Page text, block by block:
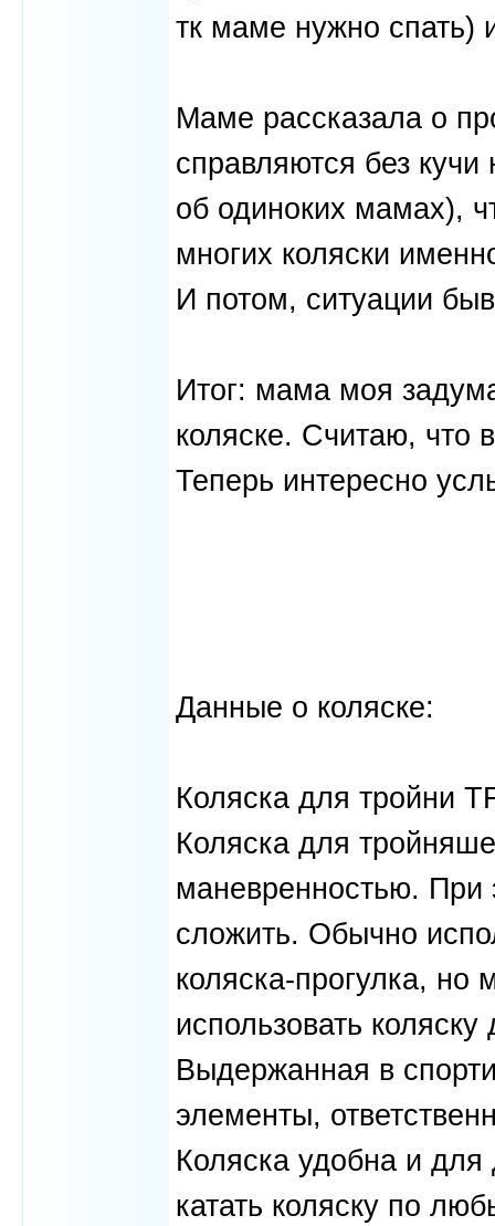
тк маме нужно спать)
Маме рассказала о
справляются без
об одиноких мамах),
многих коляски
И потом, ситуации
Итог: мама моя
коляске. Считаю, что
Теперь интересно
Данные о коляске:
Коляска для тройни
Коляска для
маневренностью. При
сложить. Обычно
коляска-прогулка, но
использовать
Выдержанная в
элементы,
Коляска удобна и
катать коляску по